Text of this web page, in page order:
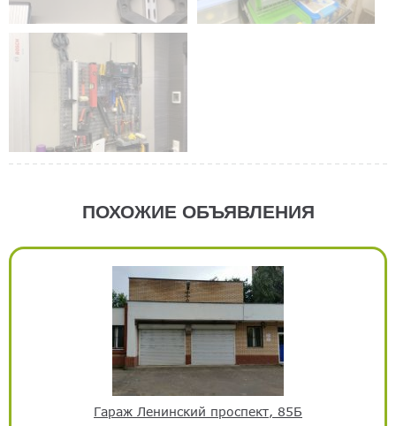
ПОХОЖИЕ ОБЪЯВЛЕНИЯ
Гараж Ленинский проспект, 85Б